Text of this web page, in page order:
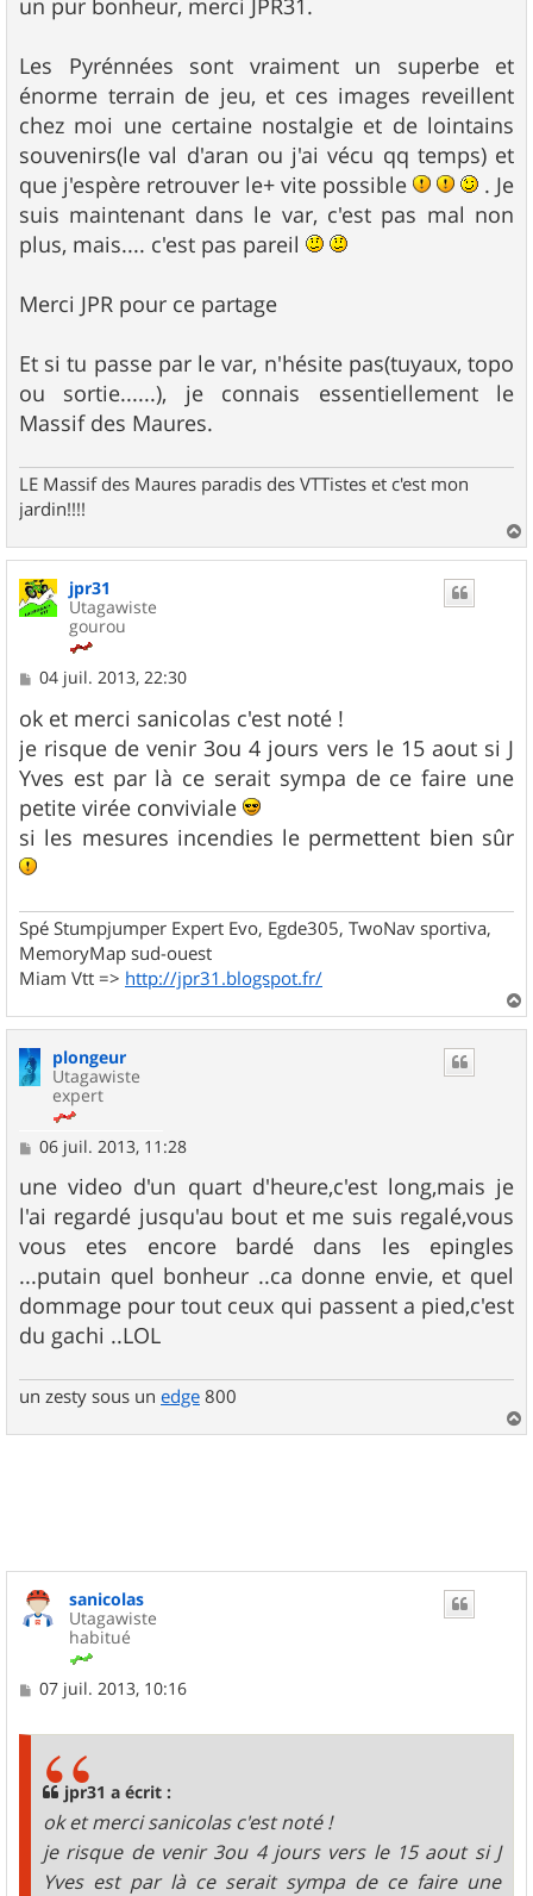
a
un pur bonheur, merci JPR31.
Les Pyrénnées sont vraiment un superbe et
énorme terrain de jeu, et ces images reveillent
chez moi une certaine nostalgie et de lointains
souvenirs(le val d'aran ou j'ai vécu qq temps) et
que j'espère retrouver le+ vite possible
. Je
suis maintenant dans le var, c'est pas mal non
plus, mais.... c'est pas pareil
Merci JPR pour ce partage
Et si tu passe par le var, n'hésite pas(tuyaux, topo
ou sortie......), je connais essentiellement le
Massif des Maures.
LE Massif des Maures paradis des VTTistes et c'est mon
jardin!!!!
a
jpr31
Utagawiste
gourou
M
s
s
a
g
e
04 juil. 2013, 22:30
ok et merci sanicolas c'est noté !
je risque de venir 3ou 4 jours vers le 15 aout si J
Yves est par là ce serait sympa de ce faire une
petite virée conviviale
si les mesures incendies le permettent bien sûr
Spé Stumpjumper Expert Evo, Egde305, TwoNav sportiva,
MemoryMap sud-ouest
Miam Vtt => http://jpr31.blogspot.fr/
a
plongeur
Utagawiste
expert
M
s
s
a
g
e
06 juil. 2013, 11:28
une video d'un quart d'heure,c'est long,mais je
l'ai regardé jusqu'au bout et me suis regalé,vous
vous etes encore bardé dans les epingles
...putain quel bonheur ..ca donne envie, et quel
dommage pour tout ceux qui passent a pied,c'est
du gachi ..LOL
un zesty sous un edge 800
a
sanicolas
Utagawiste
habitué
M
07 juil. 2013, 10:16
jpr31 a écrit :
ok et merci sanicolas c'est noté !
je risque de venir 3ou 4 jours vers le 15 aout si J
Yves est par là ce serait sympa de ce faire une